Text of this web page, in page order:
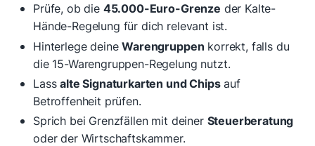
Prüfe, ob die 45.000-Euro-Grenze der Kalte-
Hände-Regelung für dich relevant ist.
Hinterlege deineWarengruppen korrekt, falls du
die 15-Warengruppen-Regelung nutzt.
Lassalte Signaturkarten und Chipsauf
Betroffenheit prüfen.
Sprich bei Grenzfällen mit deiner Steuerberatung
oder der Wirtschaftskammer.